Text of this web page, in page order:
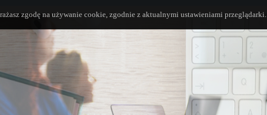
zgodę na używanie cookie, zgodnie z aktualnymi ustawieniami przeglądarki.